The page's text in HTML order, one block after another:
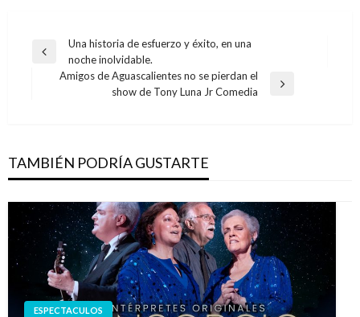
Navegación
Entrada
anterior
Una historia de esfuerzo y éxito, en una
noche inolvidable.
Amigos de Aguascalientes no se pierdan el
show de Tony Luna Jr Comedia
TAMBIÉN PODRÍA GUSTARTE
ESPECTACULOS